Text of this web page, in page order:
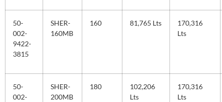
50-
002-
9422-
3815
SHER-
160MB
160 81,765 Lts
170,316
Lts
50-
002-
SHER-
200MB
180
102,206
Lts
170,316
Lts